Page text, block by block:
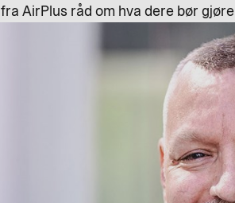
fra AirPlus råd om hva dere bør